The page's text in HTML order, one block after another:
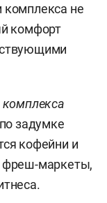
комплекса не
комфорт
комплекса
задумке
кофейни и
фреш-маркеты,